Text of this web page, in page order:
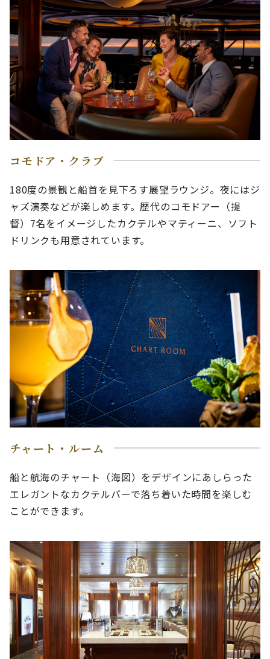
コモドア・クラブ
180度の景観と船首を見下ろす展望ラウンジ。夜にはジ
ャズ演奏などが楽しめます。歴代のコモドアー（提
督）7名をイメージしたカクテルやマティーニ、ソフト
ドリンクも用意されています。
チャート・ルーム
船と航海のチャート（海図）をデザインにあしらった
エレガントなカクテルバーで落ち着いた時間を楽しむ
ことができます。